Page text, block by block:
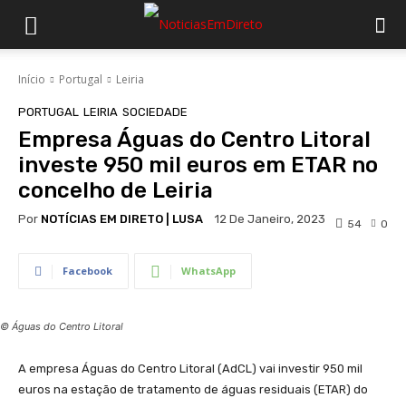
Início Portugal Leiria
PORTUGAL LEIRIA SOCIEDADE
Empresa Águas do Centro Litoral
investe 950 mil euros em ETAR no
concelho de Leiria
Por NOTÍCIAS EM DIRETO | LUSA 12 De Janeiro, 2023 0
54
Facebook WhatsApp
© Águas do Centro Litoral
A empresa Águas do Centro Litoral (AdCL) vai investir 950 mil
euros na estação de tratamento de águas residuais (ETAR) do